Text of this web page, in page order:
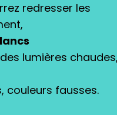
redresser les
lumières
couleurs fausses.